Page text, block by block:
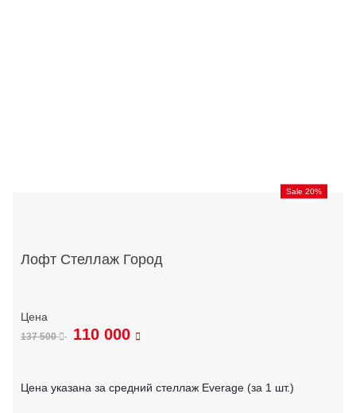
Sale 20%
Лофт Стеллаж Город
137 500 110 000
Цена указана за средний стеллаж Everage (за 1 шт.)